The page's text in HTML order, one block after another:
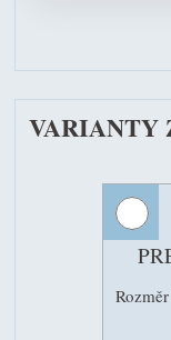
VARIANTY